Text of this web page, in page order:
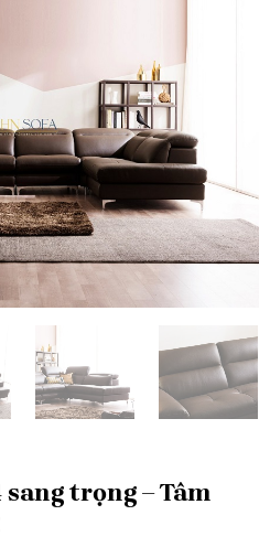
sang trọng – Tâm